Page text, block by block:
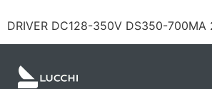
DRIVER DC128-350V DS350-700MA